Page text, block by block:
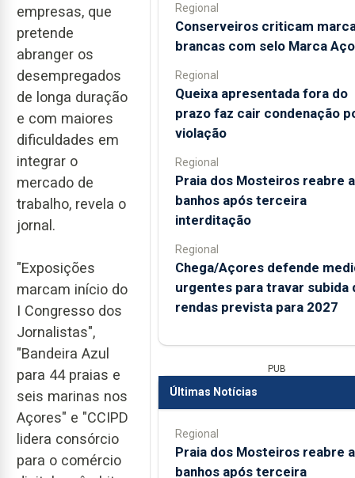
empresas, que
pretende
abranger os
desempregados
de longa duração
e com maiores
dificuldades em
integrar o
mercado de
trabalho, revela o
jornal.
"Exposições
marcam início do
I Congresso dos
Jornalistas",
"Bandeira Azul
para 44 praias e
seis marinas nos
Açores" e "CCIPD
lidera consórcio
para o comércio
Regional
Conserveiros criticam
brancas com selo Marca
Regional
Queixa apresentada fora do
prazo faz cair condenação
violação
Regional
Praia dos Mosteiros reabre a
banhos após terceira
interditação
Regional
Chega/Açores defende
urgentes para travar subida
rendas prevista para 2027
PUB
Últimas Notícias
Regional
Praia dos Mosteiros reabre a
banhos após terceira